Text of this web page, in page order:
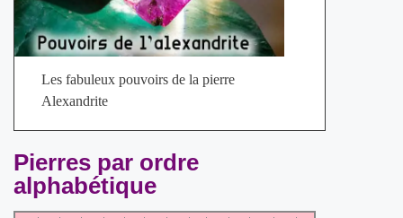
Les fabuleux pouvoirs de la pierre
Alexandrite
Pierres par ordre
alphabétique